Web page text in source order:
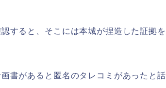
すると、そこには本城が捏造した証拠を
書があると匿名のタレコミがあったと話